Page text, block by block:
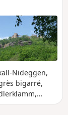
Mondiale et
pour faire
militaire
des
en un centre
Nideggen,
bigarré,
de la Rur,